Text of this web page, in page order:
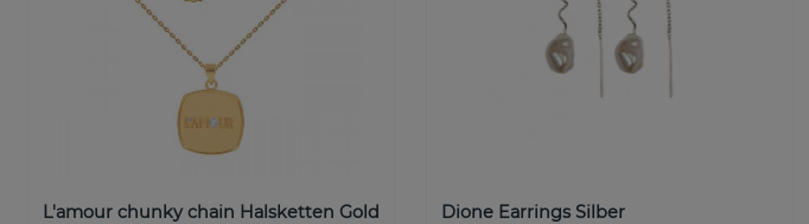
L'amour chunky chain Halsketten Gold Dione Earrings Silber